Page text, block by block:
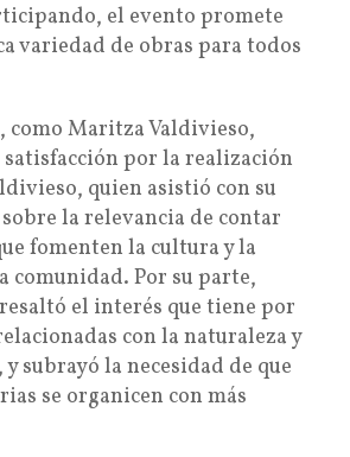
el evento promete
variedad de obras para todos
como Maritza Valdivieso,
satisfacción por la realización
quien asistió con su
la relevancia de contar
fomenten la cultura y la
comunidad. Por su parte,
el interés que tiene por
con la naturaleza y
subrayó la necesidad de que
se organicen con más